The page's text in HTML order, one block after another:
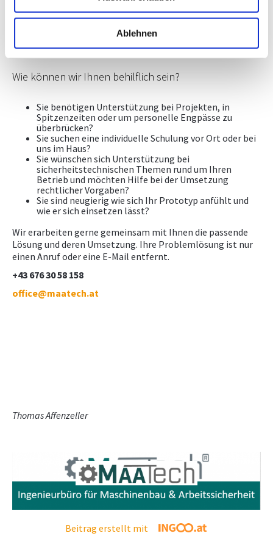
Ablehnen
Gelegenheit geben diese Überlegungen mit unserem
Innovationen rascher in die Tat umzusetzen.
Wie können wir Ihnen behilflich sein?
Sie benötigen Unterstützung bei Projekten, in
Spitzenzeiten oder um personelle Engpässe zu
überbrücken?
Sie suchen eine individuelle Schulung vor Ort oder bei
uns im Haus?
Sie wünschen sich Unterstützung bei
sicherheitstechnischen Themen rund um Ihren
Betrieb und möchten Hilfe bei der Umsetzung
rechtlicher Vorgaben?
Sie sind neugierig wie sich Ihr Prototyp anfühlt und
wie er sich einsetzen lässt?
Wir erarbeiten gerne gemeinsam mit Ihnen die passende
Lösung und deren Umsetzung. Ihre Problemlösung ist nur
einen Anruf oder eine E-Mail entfernt.
+43 676 30 58 158
office@maatech.at
Thomas Affenzeller
Beitrag erstellt mit